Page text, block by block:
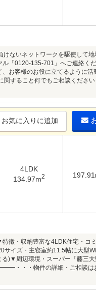
ないネットワークを駆使して地
「0120-135-701」へご連絡く
お客様のお役に立てるように活
関すること何でもご相談くださ
お気に入りに追加
4LDK
134.97m2
徴・収納豊富な4LDK住宅・コ
サイズ・主寝室約11.5帖に大型
)▼周辺環境・スーパー「藤三
・・・物件の詳細・ご相談は